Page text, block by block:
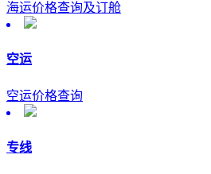
海运价格查询及订舱
空运
空运价格查询
专线